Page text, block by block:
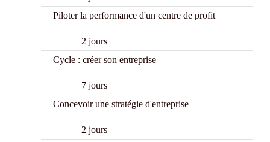
Piloter la performance d'un centre de profit
2 jours
Cycle : créer son entreprise
7 jours
Concevoir une stratégie d'entreprise
2 jours